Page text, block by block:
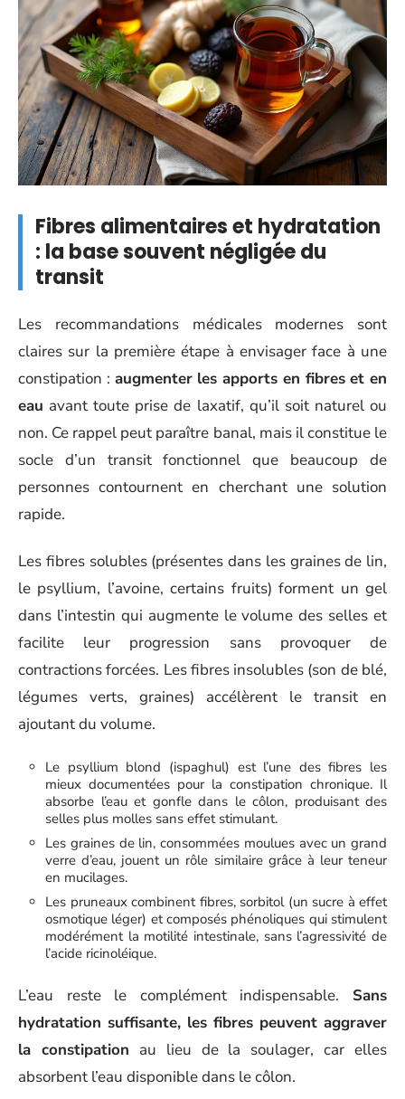
Fibres alimentaires et hydratation
: la base souvent négligée du
transit
Les recommandations médicales modernes sont
claires sur la première étape à envisager face à une
constipation : augmenter les apports en fibres et en
eau avant toute prise de laxatif, qu’il soit naturel ou
non. Ce rappel peut paraître banal, mais il constitue le
socle d’un transit fonctionnel que beaucoup de
personnes contournent en cherchant une solution
rapide.
Les fibres solubles (présentes dans les graines de lin,
le psyllium, l’avoine, certains fruits) forment un gel
dans l’intestin qui augmente le volume des selles et
facilite leur progression sans provoquer de
contractions forcées. Les fibres insolubles (son de blé,
légumes verts, graines) accélèrent le transit en
ajoutant du volume.
Le psyllium blond (ispaghul) est l’une des fibres les
mieux documentées pour la constipation chronique. Il
absorbe l’eau et gonfle dans le côlon, produisant des
selles plus molles sans effet stimulant.
Les graines de lin, consommées moulues avec un grand
verre d’eau, jouent un rôle similaire grâce à leur teneur
en mucilages.
Les pruneaux combinent fibres, sorbitol (un sucre à effet
osmotique léger) et composés phénoliques qui stimulent
modérément la motilité intestinale, sans l’agressivité de
l’acide ricinoléique.
L’eau reste le complément indispensable. Sans
hydratation suffisante, les fibres peuvent aggraver
la constipation au lieu de la soulager, car elles
absorbent l’eau disponible dans le côlon.